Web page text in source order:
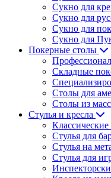
Сукно для
Сукно для
Сукно для
Сукно для
Покерные столы
Складные
Столы для
Столы из
Стулья и кресла
Классические
Стулья для
Стулья на
Стулья для